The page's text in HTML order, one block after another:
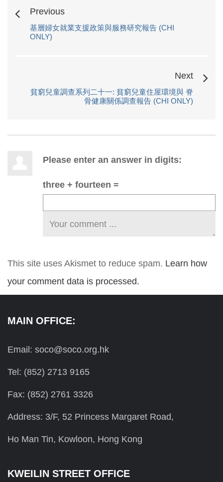
Previous
基層婦女就業支援政策與服務研究報告 (CHI
ONLY)
Next
貧窮兒童調查系列二十一: 貧窮兒童住屋環境與 脊
骨健康關係調查報告 (CHI ONLY)
Please enter an answer in digits:
three + fourteen =
This site uses Akismet to reduce spam. Learn how
your comment data is processed.
MAIN OFFICE:
Email: soco@soco.org.hk
Tel: (852) 2713 9165
Fax: (852) 2761 3326
Address: 3/F, 52 Princess Margaret Road,
Ho Man Tin, Kowloon, Hong Kong
KWEILIN STREET OFFICE